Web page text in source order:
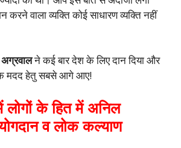
वाला व्यक्ति कोई साधारण व्यक्ति नहीं
ने कई बार देश के लिए दान दिया और
मदद हेतु सबसे आगे आए!
के हित में अनिल
व लोक कल्याण